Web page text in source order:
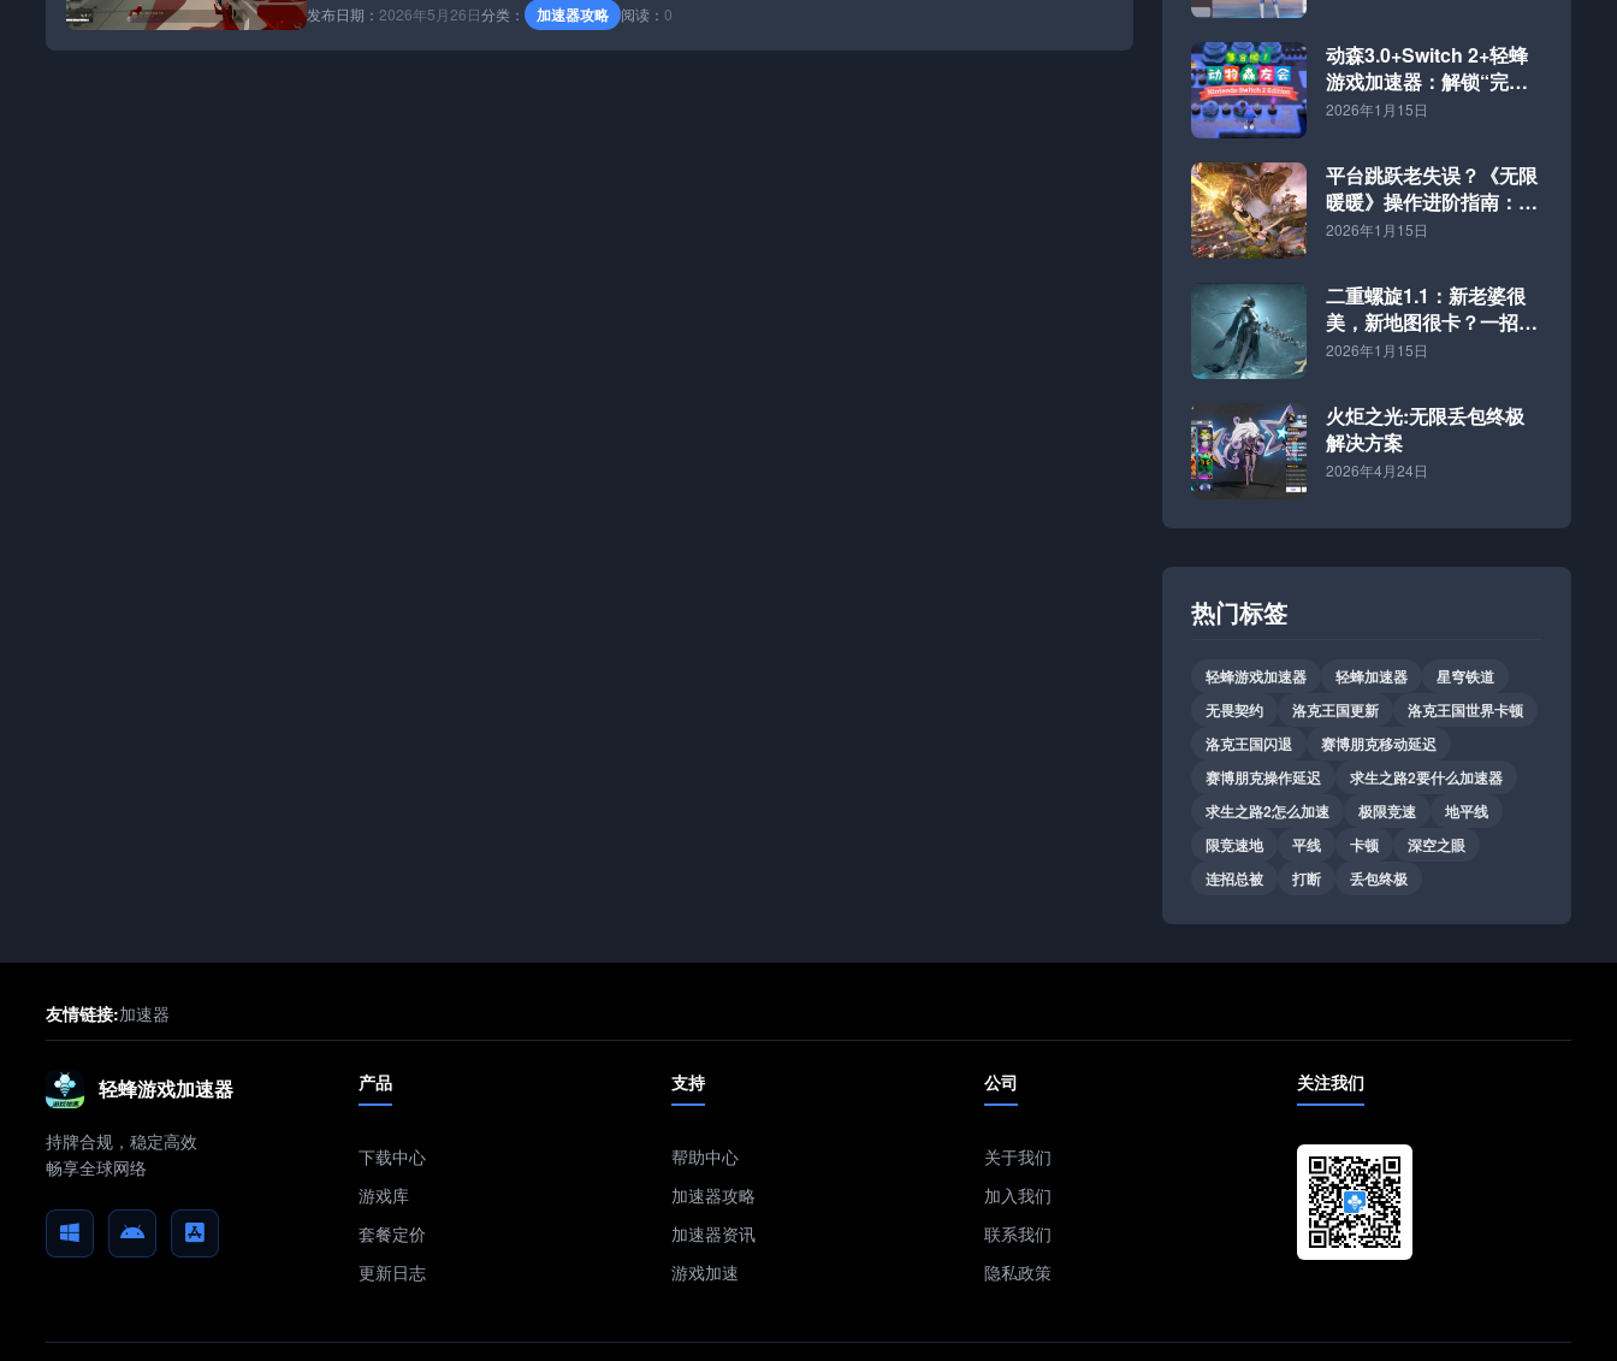
发布日期： 2026年5月26日分类： 加速器攻略 阅读： 0
动森3.0+Switch 2+轻蜂
游戏加速器：解锁“完全
体”海岛的终极方案
2026年1月15日
平台跳跃老失误？《无限
暖暖》操作进阶指南：好
网速才是硬道理
2026年1月15日
二重螺旋1.1：新老婆很
美，新地图很卡？一招解
决！
2026年1月15日
火炬之光:无限丢包终极
解决方案
2026年4月24日
热门标签
轻蜂游戏加速器 轻蜂加速器
星穹铁道
无畏契约
洛克王国更新
洛克王国世界卡顿
洛克王国闪退
赛博朋克移动延迟
赛博朋克操作延迟
求生之路2要什么加速器
求生之路2怎么加速
极限竞速
地平线
限竞速地
平线 卡顿
深空之眼
连招总被
打断 丢包终极
友情链接:加速器
轻蜂游戏加速器
持牌合规，稳定高效
畅享全球网络
产品
下载中心
游戏库
套餐定价
更新日志
支持
帮助中心
加速器攻略
加速器资讯
游戏加速
公司
关于我们
加入我们
联系我们
隐私政策
关注我们